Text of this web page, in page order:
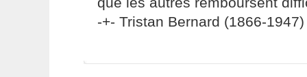
-+- Tristan Bernard (1866-1947)